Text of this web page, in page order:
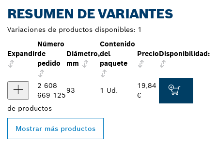
RESUMEN DE VARIANTES
Variaciones de productos disponibles: 1
Expandir
Número
de
pedido
Diámetro,
mm
Contenido
del
paquete
PrecioDisponibilidad:
2 608
669 125
93 1 Ud.
19,84
€
de productos
Mostrar más productos